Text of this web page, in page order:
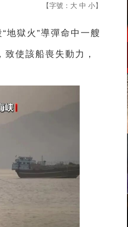
【字號： 大 中 小】
地獄火”導彈命中一艘
使該船喪失動力，